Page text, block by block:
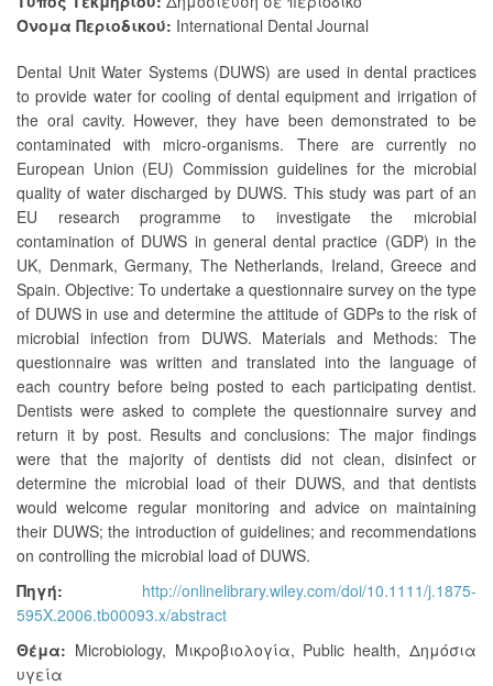
Όνομα Περιοδικού: International Dental Journal
Dental Unit Water Systems (DUWS) are used in dental practices
to provide water for cooling of dental equipment and irrigation of
the oral cavity. However, they have been demonstrated to be
contaminated with micro-organisms. There are currently no
European Union (EU) Commission guidelines for the microbial
quality of water discharged by DUWS. This study was part of an
EU research programme to investigate the microbial
contamination of DUWS in general dental practice (GDP) in the
UK, Denmark, Germany, The Netherlands, Ireland, Greece and
Spain. Objective: To undertake a questionnaire survey on the type
of DUWS in use and determine the attitude of GDPs to the risk of
microbial infection from DUWS. Materials and Methods: The
questionnaire was written and translated into the language of
each country before being posted to each participating dentist.
Dentists were asked to complete the questionnaire survey and
return it by post. Results and conclusions: The major findings
were that the majority of dentists did not clean, disinfect or
determine the microbial load of their DUWS, and that dentists
would welcome regular monitoring and advice on maintaining
their DUWS; the introduction of guidelines; and recommendations
on controlling the microbial load of DUWS.
Πηγή:
http://onlinelibrary.wiley.com/doi/10.1111/j.1875-
595X.2006.tb00093.x/abstract
Θέμα: Microbiology, Μικροβιολογία, Public health,Δημόσια
υγεία